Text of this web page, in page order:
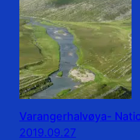
Varangerhalvøya-
2019.09.27